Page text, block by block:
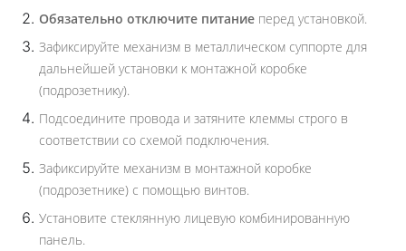
Обязательно отключите питание перед установкой.
Зафиксируйте механизм в металлическом суппорте для
дальнейшей установки к монтажной коробке
(подрозетнику).
Подсоедините провода и затяните клеммы строго в
соответствии со схемой подключения.
Зафиксируйте механизм в монтажной коробке
(подрозетнике) с помощью винтов.
Установите стеклянную лицевую комбинированную
панель.